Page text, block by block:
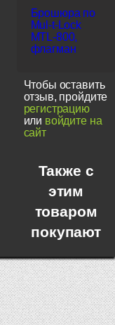
Брошюра по
Mul-t-Lock
MTL-800,
флагман
Чтобы оставить
отзыв, пройдите
регистрацию
или войдите на
сайт
Также с
этим
товаром
покупают